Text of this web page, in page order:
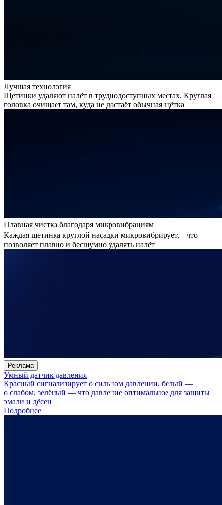
Лучшая технология
Щетинки удаляют налёт в труднодоступных местах. Круглая
головка очищает там, куда не достаёт обычная щётка
Плавная чистка благодаря микровибрациям
Каждая щетинка круглой насадки микровибрирует, что
позволяет плавно и бесшумно удалять налёт
Реклама
Умный датчик давления
Красный сигнализирует о сильном давлении, белый —
о слабом, зелёный — что давление оптимальное для защиты
эмали и дёсен
Подробнее